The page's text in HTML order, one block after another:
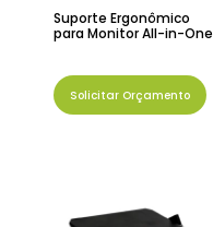
Suporte Ergonômico
para Monitor All-in-One
Solicitar Orçamento